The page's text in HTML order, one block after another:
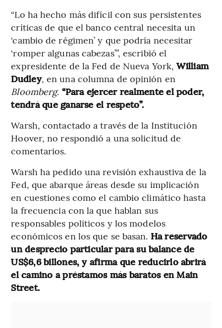
“Lo ha hecho más difícil con sus persistentes
críticas de que el banco central necesita un
‘cambio de régimen’ y que podría necesitar
‘romper algunas cabezas’”, escribió el
expresidente de la Fed de Nueva York, William
Dudley, en una columna de opinión en
Bloomberg. “Para ejercer realmente el poder,
tendrá que ganarse el respeto”.
Warsh, contactado a través de la Institución
Hoover, no respondió a una solicitud de
comentarios.
Warsh ha pedido una revisión exhaustiva de la
Fed, que abarque áreas desde su implicación
en cuestiones como el cambio climático hasta
la frecuencia con la que hablan sus
responsables políticos y los modelos
económicos en los que se basan. Ha reservado
un desprecio particular para su balance de
US$6,6 billones, y afirma que reducirlo abrirá
el camino a préstamos más baratos en Main
Street.